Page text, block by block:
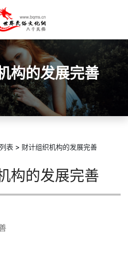
构的发展完善
表 > 财计组织机构的发展完善
构的发展完善